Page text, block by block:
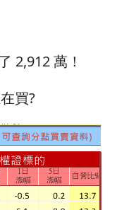
2,912 萬！
買?